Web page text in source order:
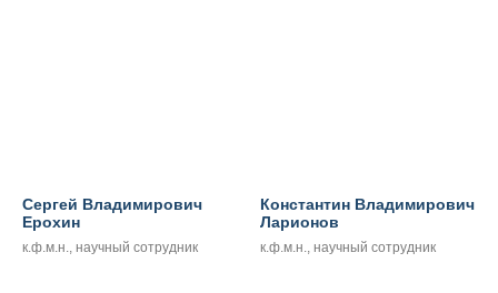
Сергей Владимирович
Ерохин
к.ф.м.н., научный сотрудник
Константин Владимирович
Ларионов
к.ф.м.н., научный сотрудник